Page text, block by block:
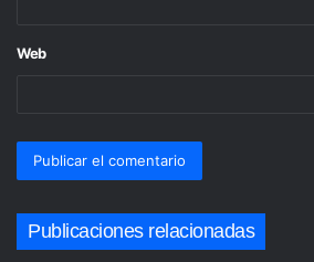
Web
Publicaciones relacionadas